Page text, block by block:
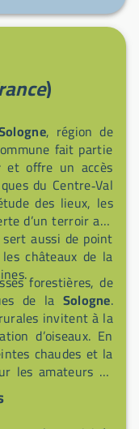
)
, région de
fait partie
et offre un accès
du Centre‑Val
des lieux, les
d’un terroir axé
aussi de point
châteaux de la
forestières, de
de la Sologne.
invitent à la
d’oiseaux. En
chaudes et la
les amateurs de